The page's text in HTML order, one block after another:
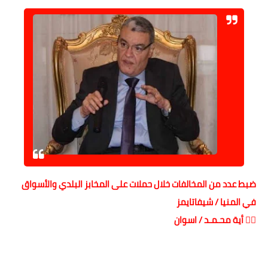
ضبط عدد من المخالفات خلال حملات على المخابز البلدي والأسواق
في المنيا / شيفاتايمز
✍🏻 أية محـمـد / اسوان